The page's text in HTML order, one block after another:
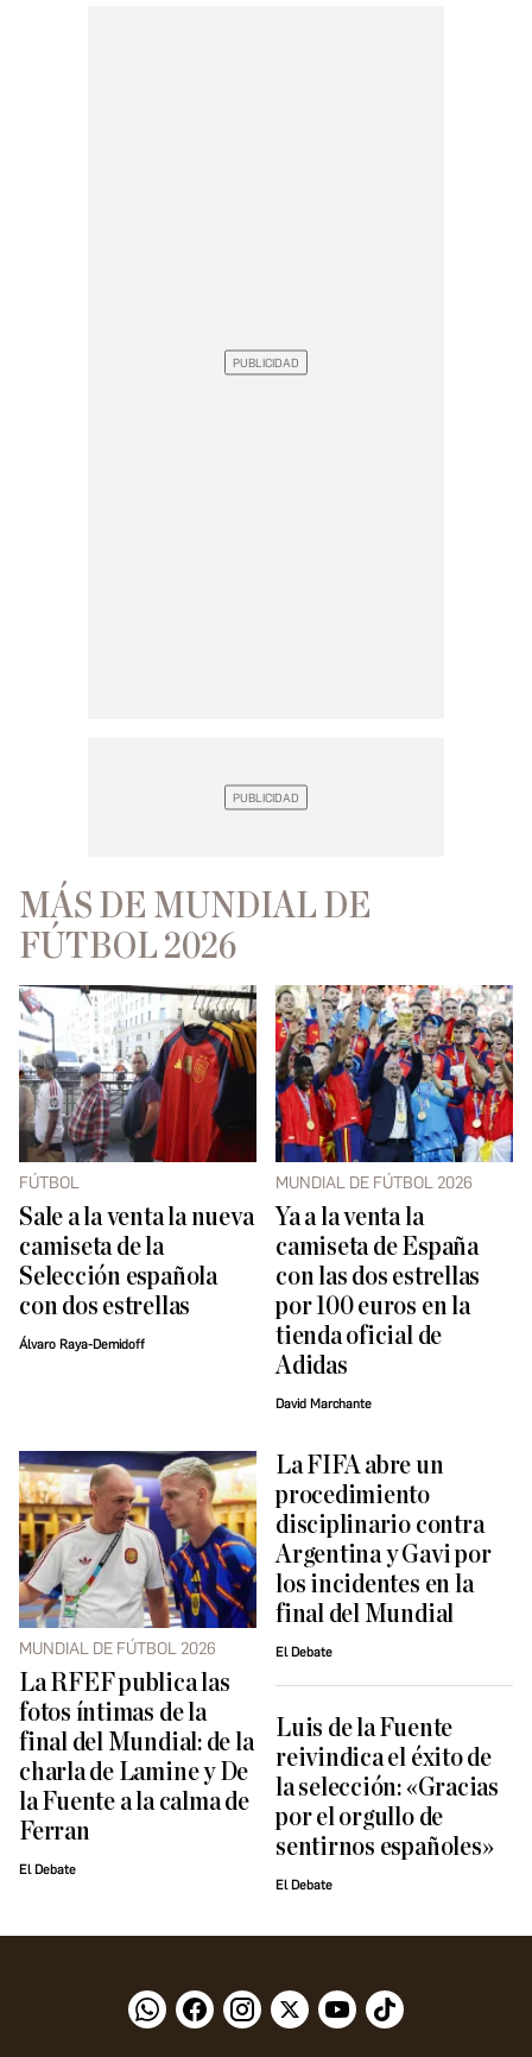
MÁS DE MUNDIAL DE
FÚTBOL 2026
FÚTBOL
Sale a la venta la nueva
camiseta de la
Selección española
con dos estrellas
Álvaro Raya-Demidoff
MUNDIAL DE FÚTBOL 2026
Ya a la venta la
camiseta de España
con las dos estrellas
por 100 euros en la
tienda oficial de
Adidas
David Marchante
MUNDIAL DE FÚTBOL 2026
La RFEF publica las
fotos íntimas de la
final del Mundial: de la
charla de Lamine y De
la Fuente a la calma de
Ferran
El Debate
La FIFA abre un
procedimiento
disciplinario contra
Argentina y Gavi por
los incidentes en la
final del Mundial
El Debate
Luis de la Fuente
reivindica el éxito de
la selección: «Gracias
por el orgullo de
sentirnos españoles»
El Debate